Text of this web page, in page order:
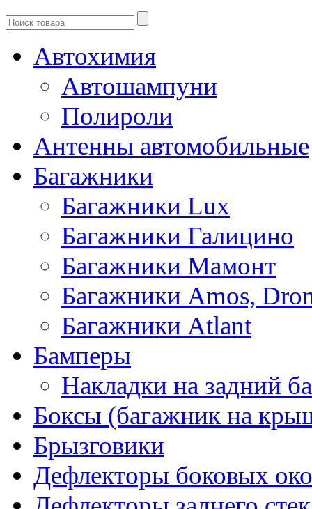
Автохимия
Автошампуни
Полироли
Антенны автомобильные
Багажники
Багажники Lux
Багажники Галицино
Багажники Мамонт
Багажники Amos,
Багажники Atlant
Бамперы
Накладки на задний
Боксы (багажник на
Брызговики
Дефлекторы боковых